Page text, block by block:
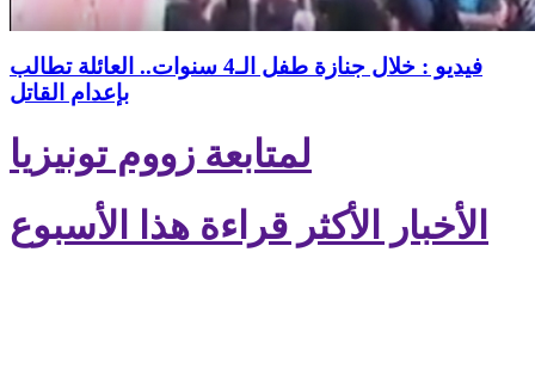
فيديو : خلال جنازة طفل الـ4 سنوات.. العائلة تطالب
بإعدام القاتل
لمتابعة زووم تونيزيا
الأخبار الأكثر قراءة هذا الأسبوع